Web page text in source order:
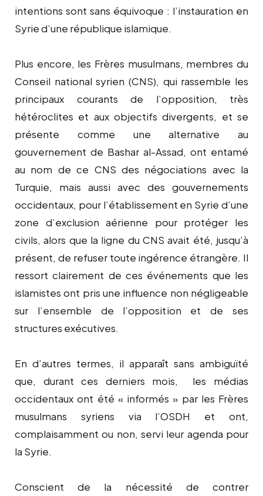
intentions sont sans équivoque : l’instauration en
Syrie d’une république islamique.
Plus encore, les Frères musulmans, membres du
Conseil national syrien (CNS), qui rassemble les
principaux courants de l’opposition, très
hétéroclites et aux objectifs divergents, et se
présente comme une alternative au
gouvernement de Bashar al-Assad, ont entamé
au nom de ce CNS des négociations avec la
Turquie, mais aussi avec des gouvernements
occidentaux, pour l’établissement en Syrie d’une
zone d’exclusion aérienne pour protéger les
civils, alors que la ligne du CNS avait été, jusqu’à
présent, de refuser toute ingérence étrangère. Il
ressort clairement de ces événements que les
islamistes ont pris une influence non négligeable
sur l’ensemble de l’opposition et de ses
structures exécutives.
En d’autres termes, il apparaît sans ambiguïté
que, durant ces derniers mois, les médias
occidentaux ont été « informés » par les Frères
musulmans syriens via l’OSDH et ont,
complaisamment ou non, servi leur agenda pour
la Syrie.
Conscient de la nécessité de contrer